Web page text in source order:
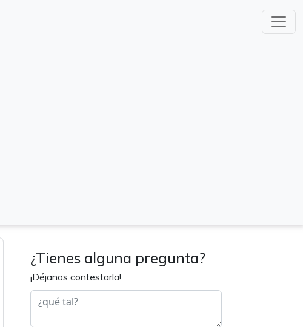
¿Tienes alguna pregunta?
¡Déjanos contestarla!